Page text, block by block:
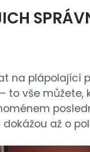
na plápolající
to vše můžete,
až o